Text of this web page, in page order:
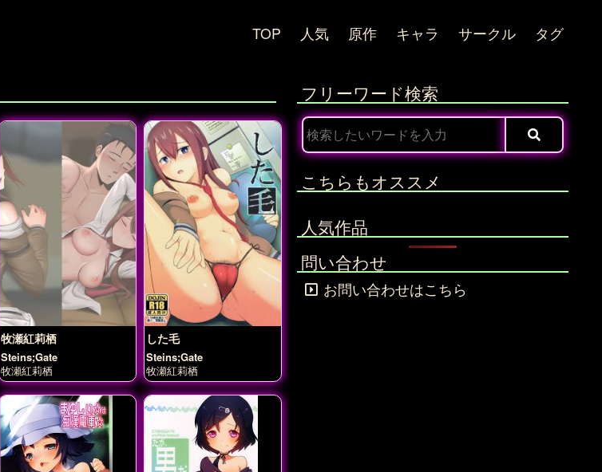
TOP 人気 原作 キャラ サークル タグ
牧瀬紅莉栖
Steins;Gate
牧瀬紅莉栖
した毛
Steins;Gate
牧瀬紅莉栖
フリーワード検索
こちらもオススメ
人気作品
問い合わせ
お問い合わせはこちら